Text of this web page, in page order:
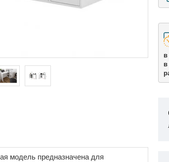
модель предназначена для
в
в